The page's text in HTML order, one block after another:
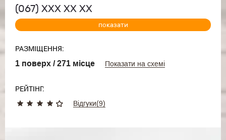
(067) ХХХ ХХ ХХ
показати
РАЗМІЩЕННЯ:
1 поверх / 271 місце Показати на схемі
РЕЙТІНГ:
Відгуки(9)